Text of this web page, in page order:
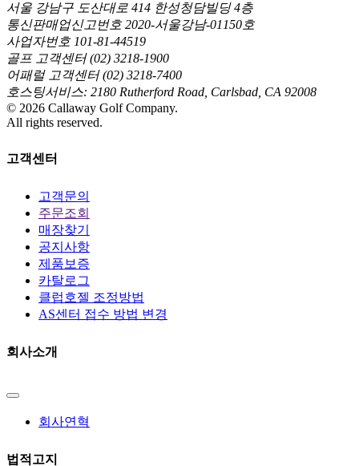
서울 강남구 도산대로 414 한성청담빌딩 4층
통신판매업신고번호 2020-서울강남-01150호
사업자번호 101-81-44519
골프 고객센터 (02) 3218-1900
어패럴 고객센터 (02) 3218-7400
호스팅서비스: 2180 Rutherford Road, Carlsbad, CA 92008
© 2026 Callaway Golf Company.
All rights reserved.
고객센터
고객문의
주문조회
매장찾기
공지사항
제품보증
카탈로그
클럽호젤 조정방법
AS센터 접수 방법 변경
회사소개
회사연혁
법적고지